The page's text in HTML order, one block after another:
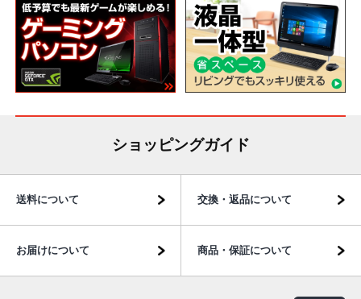
ショッピングガイド
送料について 交換・返品について
お届けについて 商品・保証について